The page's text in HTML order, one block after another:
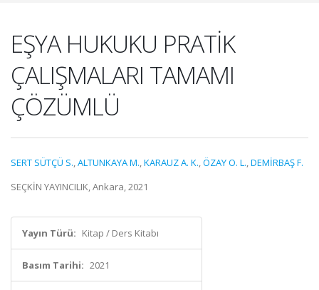
EŞYA HUKUKU PRATİK
ÇALIŞMALARI TAMAMI
ÇÖZÜMLÜ
SERT SÜTÇÜ S.,ALTUNKAYA M.,KARAUZ A. K.,ÖZAY O. L.,DEMİRBAŞ F.
SEÇKİN YAYINCILIK, Ankara, 2021
Yayın Türü: Kitap / Ders Kitabı
Basım Tarihi: 2021